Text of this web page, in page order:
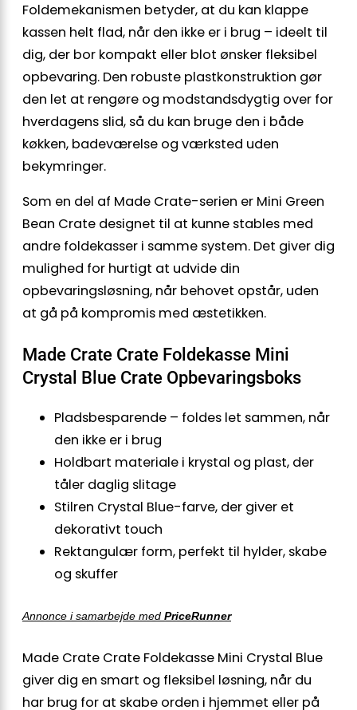
Foldemekanismen betyder, at du kan klappe
kassen helt flad, når den ikke er i brug – ideelt til
dig, der bor kompakt eller blot ønsker fleksibel
opbevaring. Den robuste plastkonstruktion gør
den let at rengøre og modstandsdygtig over for
hverdagens slid, så du kan bruge den i både
køkken, badeværelse og værksted uden
bekymringer.
Som en del af Made Crate-serien er Mini Green
Bean Crate designet til at kunne stables med
andre foldekasser i samme system. Det giver dig
mulighed for hurtigt at udvide din
opbevaringsløsning, når behovet opstår, uden
at gå på kompromis med æstetikken.
Made Crate Crate Foldekasse Mini
Crystal Blue Crate Opbevaringsboks
Pladsbesparende – foldes let sammen, når
den ikke er i brug
Holdbart materiale i krystal og plast, der
tåler daglig slitage
Stilren Crystal Blue-farve, der giver et
dekorativt touch
Rektangulær form, perfekt til hylder, skabe
og skuffer
Annonce i samarbejde med PriceRunner
Made Crate Crate Foldekasse Mini Crystal Blue
giver dig en smart og fleksibel løsning, når du
har brug for at skabe orden i hjemmet eller på